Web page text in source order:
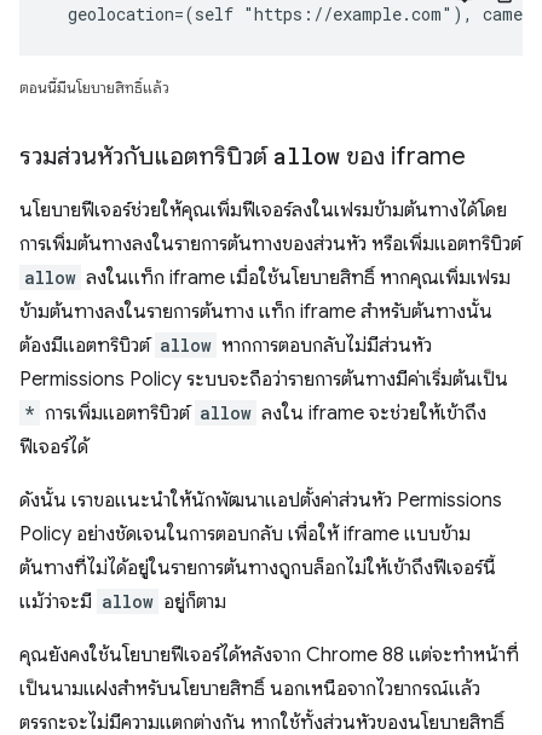
geolocation=(self "https://example.com"),
ตอนนี้มีนโยบายสิทธิ์แล้ว
รวมส่วนหัวกับแอตทริบิวต์ allow ของ iframe
นโยบายฟีเจอร์ช่วยให้คุณเพิ่มฟีเจอร์ลงในเฟรมข้ามต้นทางได้โดย
การเพิ่มต้นทางลงในรายการต้นทางของส่วนหัว หรือเพิ่มแอตทริบิวต์
allow ลงในแท็ก iframe เมื่อใช้นโยบายสิทธิ์ หากคุณเพิ่มเฟรม
ข้ามต้นทางลงในรายการต้นทาง แท็ก iframe สำหรับต้นทางนั้น
ต้องมีแอตทริบิวต์ allow หากการตอบกลับไม่มีส่วนหัว
Permissions Policy ระบบจะถือว่ารายการต้นทางมีค่าเริ่มต้นเป็น
* การเพิ่มแอตทริบิวต์ allow ลงใน iframe จะช่วยให้เข้าถึง
ฟีเจอร์ได้
ดังนั้น เราขอแนะนำให้นักพัฒนาแอปตั้งค่าส่วนหัว Permissions
Policy อย่างชัดเจนในการตอบกลับ เพื่อให้ iframe แบบข้าม
ต้นทางที่ไม่ได้อยู่ในรายการต้นทางถูกบล็อกไม่ให้เข้าถึงฟีเจอร์นี้
แม้ว่าจะมี allow อยู่ก็ตาม
คุณยังคงใช้นโยบายฟีเจอร์ได้หลังจาก Chrome 88 แต่จะทำหน้าที่
เป็นนามแฝงสำหรับนโยบายสิทธิ์ นอกเหนือจากไวยากรณ์แล้ว
ตรรกะจะไม่มีความแตกต่างกัน หากใช้ทั้งส่วนหัวของนโยบายสิทธิ์